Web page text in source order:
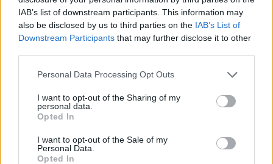
IAB’s list of downstream participants. This information may
also be disclosed by us to third parties on the IAB’s List of
Downstream Participants that may further disclose it to other
Personal Data Processing Opt Outs
I want to opt-out of the Sharing of my
personal data.
Opted In
I want to opt-out of the Sale of my
Personal Data.
Opted In
Shtuarmë17.04.2023 09:23
Tajvan